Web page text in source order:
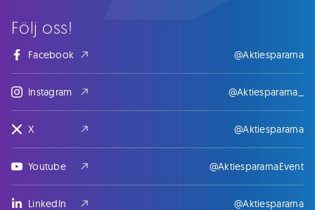
Följ oss!
Facebook @Aktiespararna
Instagram @Aktiespararna_
X @Aktiespararna
Youtube @AktiespararnaEvent
LinkedIn @Aktiespararna